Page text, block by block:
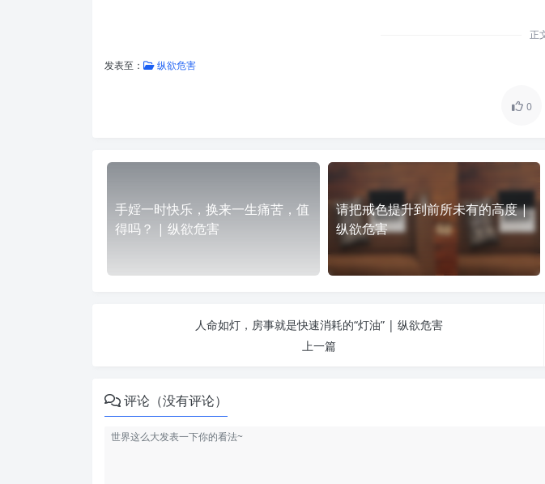
正
发表至： 纵欲危害
0
手婬一时快乐，换来一生痛苦，值
得吗？ | 纵欲危害
请把戒色提升到前所未有的高度 |
纵欲危害
人命如灯，房事就是快速消耗的“灯油” | 纵欲危害
上一篇
评论（没有评论）